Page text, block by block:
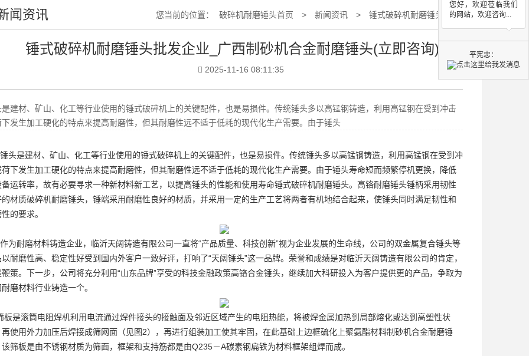
闻资讯 您当前的位置： 破碎机耐磨锤头首页 > 新闻资讯 > 锤式破碎机耐磨锤头批发企业_广西制砂机合金耐磨锤头(立即咨询)
锤式破碎机耐磨锤头批发企业_广西制砂机合金耐磨锤头(立即咨询)
2025-11-16 08:11:35
是建材、矿山、化工等行业使用的锤式破碎机上的关键配件，也是易损件。传统锤头多以高锰钢铸造，利用高锰钢在受到冲击
下发生加工硬化的特点来提高耐磨性，但其耐磨性远不适于低耗的现代化生产需要。由于锤头
锤头是建材、矿山、化工等行业使用的锤式破碎机上的关键配件，也是易损件。传统锤头多以高锰钢铸造，利用高锰钢在受到冲
荷下发生加工硬化的特点来提高耐磨性，但其耐磨性远不适于低耗的现代化生产需要。由于锤头寿命短而频繁停机更换，降低
备运转率，故有必要寻求一种新材料新工艺，以提高锤头的性能和使用寿命锤式破碎机耐磨锤头。高铬耐磨锤头锤柄采用韧性
的材质破碎机耐磨锤头，锤端采用耐磨性良好的材质，并采用一定的生产工艺将两者有机地结合起来，使锤头同时满足韧性和
的要求。
作为耐磨材料铸造企业，临沂天阔铸造有限公司一直将“产品质量、科技创新”视为企业发展的生命线，公司的双金属复合锤头等
以耐磨性高、稳定性好受到国内外客户一致好评，打响了“天阔锤头”这一品牌。荣誉和成绩是对临沂天阔铸造有限公司的肯定，
鞭策。下一步，公司将充分利用“山东品牌”享受的科技金融政策高铬合金锤头，继续加大科研投入为客户提供更的产品，争取为
磨材料行业铸造一个。
板是滚筒电阻焊机利用电流通过焊件接头的接触面及邻近区域产生的电阻热能，将被焊金属加热到局部熔化或达到高塑性状
再使用外力加压后焊接成筛网面（见图2），再进行组装加工使其牢固，在此基础上边框硫化上聚氨酯材料制砂机合金耐磨锤
该筛板是由不锈钢材质为筛面，框架和支持筋都是由Q235－A碳素钢扁铁为材料框架组焊而成。
您好，欢迎莅临我们
的网站，欢迎咨询...
平宪忠：